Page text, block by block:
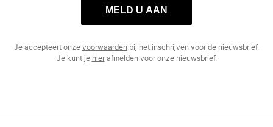
MELD U AAN
Je accepteert onze voorwaarden bij het inschrijven voor de nieuwsbrief.
Je kunt je hierafmelden voor onze nieuwsbrief.